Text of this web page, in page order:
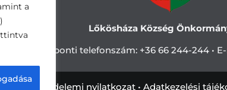
a
Lőkösháza Község
28. • Központi telefonszám: +36 66 244-244 •
Adatvédelemi nyilatkozat • Adatkezelési